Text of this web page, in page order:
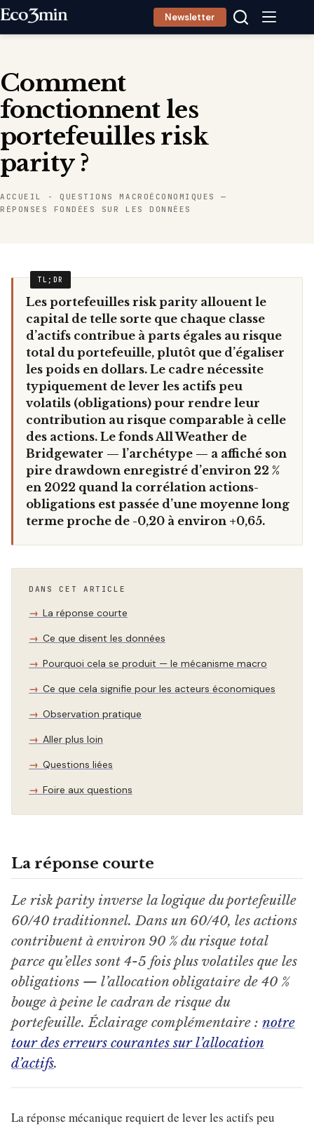
Passer
Newsletter
Comment
fonctionnent les
portefeuilles risk
parity ?
ACCUEIL - QUESTIONS MACROÉCONOMIQUES —
RÉPONSES FONDÉES SUR LES DONNÉES
Les portefeuilles risk parity allouent le
capital de telle sorte que chaque classe
d’actifs contribue à parts égales au risque
total du portefeuille, plutôt que d’égaliser
les poids en dollars. Le cadre nécessite
typiquement de lever les actifs peu
volatils (obligations) pour rendre leur
contribution au risque comparable à celle
des actions. Le fonds All Weather de
Bridgewater — l’archétype — a affiché son
pire drawdown enregistré d’environ 22 %
en 2022 quand la corrélation actions-
obligations est passée d’une moyenne long
terme proche de -0,20 à environ +0,65.
DANS CET ARTICLE
La réponse courte
Ce que disent les données
Pourquoi cela se produit — le mécanisme macro
Ce que cela signifie pour les acteurs économiques
Observation pratique
Aller plus loin
Questions liées
Foire aux questions
La réponse courte
Le risk parity inverse la logique du portefeuille
60/40 traditionnel. Dans un 60/40, les actions
contribuent à environ 90 % du risque total
parce qu’elles sont 4-5 fois plus volatiles que les
obligations — l’allocation obligataire de 40 %
bouge à peine le cadran de risque du
portefeuille. Éclairage complémentaire : notre
tour des erreurs courantes sur l’allocation
d’actifs.
La réponse mécanique requiert de lever les actifs peu